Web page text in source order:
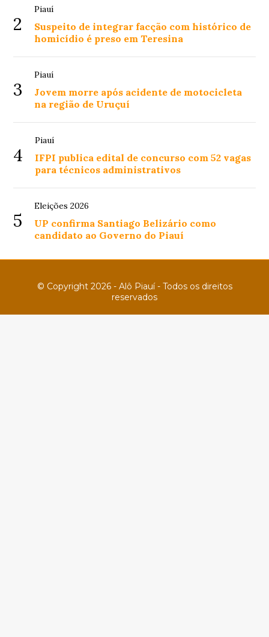
2
Piauí
Suspeito de integrar facção com histórico de
homicídio é preso em Teresina
3
Piauí
Jovem morre após acidente de motocicleta
na região de Uruçuí
4
Piauí
IFPI publica edital de concurso com 52 vagas
para técnicos administrativos
5
Eleições 2026
UP confirma Santiago Belizário como
candidato ao Governo do Piauí
© Copyright 2026 - Alô Piauí - Todos os direitos
reservados